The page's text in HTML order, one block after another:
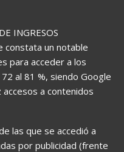
INGRESOS
constata un notable
para acceder a los
al 81 %, siendo Google
a contenidos
las que se accedió a
por publicidad (frente